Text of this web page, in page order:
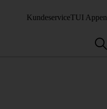
KundeserviceTUI Appen